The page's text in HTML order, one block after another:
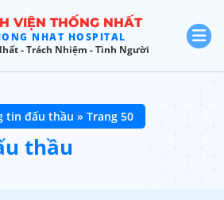
VIỆN THỐNG NHẤT
NHAT HOSPITAL
- Trách Nhiệm - Tình Người
tin đấu thầu » Trang 50
thầu